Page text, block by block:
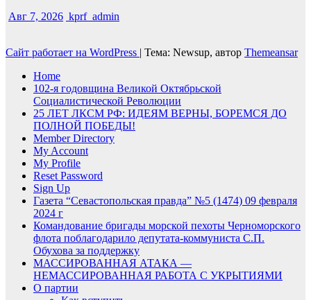
Авг 7, 2026 kprf_admin
Сайт работает на WordPress | Тема: Newsup, автор Themeansar
Home
102-я годовщина Великой Октябрьской
Социалистической Революции
25 ЛЕТ ЛКСМ РФ: ИДЕЯМ ВЕРНЫ, БОРЕМСЯ ДО
ПОЛНОЙ ПОБЕДЫ!
Member Directory
My Account
My Profile
Reset Password
Sign Up
Газета “Севастопольская правда” №5 (1474) 09 февраля
2024 г
Командование бригады морской пехоты Черноморского
флота поблагодарило депутата-коммуниста С.П.
Обухова за поддержку
МАССИРОВАННАЯ АТАКА —
НЕМАССИРОВАННАЯ РАБОТА С УКРЫТИЯМИ
О партии